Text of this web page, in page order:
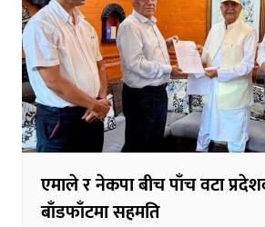
एमाले र नेकपा बीच पाँच वटा
बाँडफाँटमा सहमति